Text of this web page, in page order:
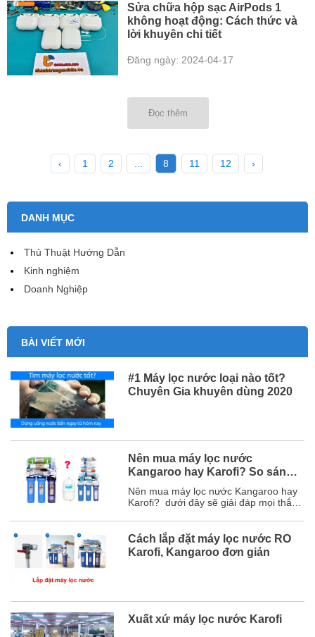
Sửa chữa hộp sạc AirPods 1
không hoạt động: Cách thức và
lời khuyên chi tiết
Đăng ngày: 2024-04-17
Đọc thêm
‹ 1 2 8 11 12 ›
DANH MỤC
Thủ Thuật Hướng Dẫn
Kinh nghiệm
Doanh Nghiệp
BÀI VIẾT MỚI
#1 Máy lọc nước loại nào tốt?
Chuyên Gia khuyên dùng 2020
Nên mua máy lọc nước
Kangaroo hay Karofi? So sánh
chi tiết
Nên mua máy lọc nước Kangaroo hay
Karofi? dưới đây sẽ giải đáp mọi thắc
này, bạn sẽ chọn được hãng máy lọc
nước phù hợp với mình. Mục lục 1. So
sánh chi tiết máy lọc nước Karofi và
Kangaroo ...
Cách lắp đặt máy lọc nước RO
Karofi, Kangaroo đơn giản
Xuất xứ máy lọc nước Karofi